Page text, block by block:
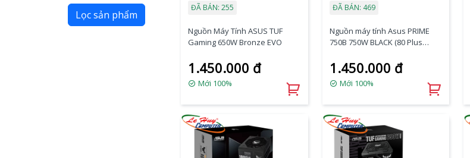
Lọc sản phẩm
ĐÃ BÁN: 255
Nguồn Máy Tính ASUS TUF
Gaming 650W Bronze EVO
1.450.000 đ
Mới 100%
ĐÃ BÁN: 469
Nguồn máy tính Asus PRIME
750B 750W BLACK (80 Plus
1.450.000 đ
Mới 100%